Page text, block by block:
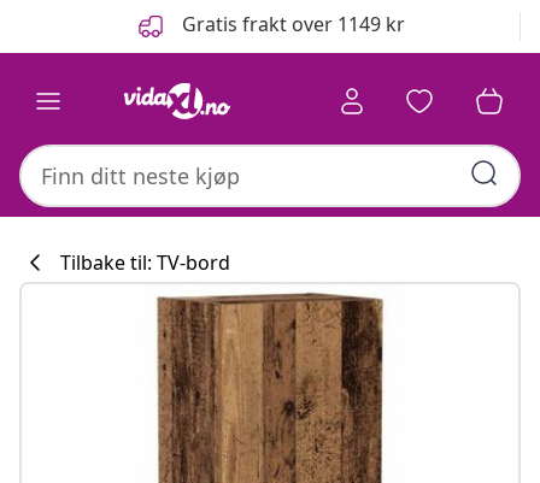
Gratis frakt over 1149 kr
Tilbake til: TV-bord